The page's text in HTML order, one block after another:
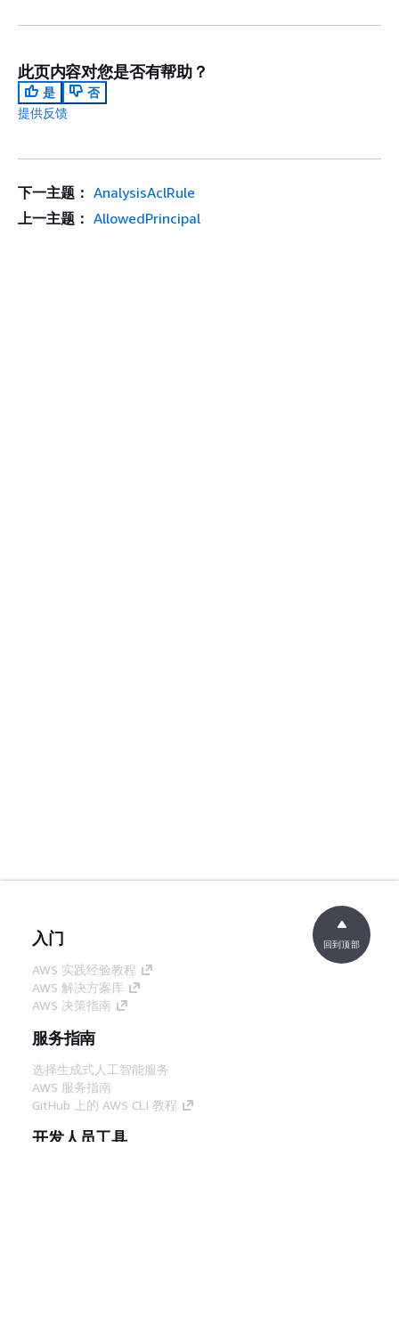
此页内容对您是否有帮助？
是
否
提供反馈
下一主题： AnalysisAclRule
上一主题： AllowedPrincipal
入门
AWS 实践经验教程
AWS 解决方案库
AWS 决策指南
服务指南
选择生成式人工智能服务
AWS 服务指南
GitHub 上的 AWS CLI 教程
开发人员工具
回到顶部